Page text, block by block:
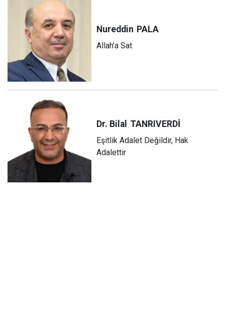
Nureddin PALA
Allah’a Sat
Dr. Bilal TANRIVERDİ
Eşitlik Adalet Değildir, Hak
Adalettir